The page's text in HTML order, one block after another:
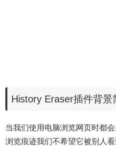
History Eraser插件背景
当我们使用电脑浏览网页时都
浏览痕迹我们不希望它被别人